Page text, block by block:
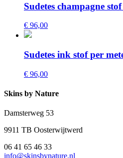
Sudetes champagne
€ 96,00
Sudetes ink stof per
€ 96,00
Skins by Nature
Damsterweg 53
9911 TB Oosterwijtwerd
06 41 65 46 33
info@skinsbynature.nl